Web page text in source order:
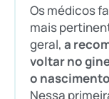
Os médicos
mais
geral, a
voltar no
o
Nessa